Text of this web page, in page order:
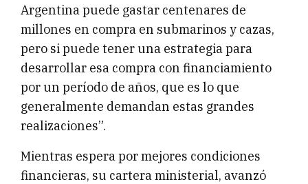
Argentina puede gastar centenares de
millones en compra en submarinos y cazas,
pero si puede tener una estrategia para
desarrollar esa compra con financiamiento
por un período de años, que es lo que
generalmente demandan estas grandes
realizaciones”.
Mientras espera por mejores condiciones
financieras, su cartera ministerial, avanzó